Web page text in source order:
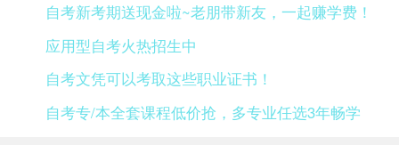
自考新考期送现金啦~老朋带新友，一起赚学费！
应用型自考火热招生中
自考文凭可以考取这些职业证书！
自考专/本全套课程低价抢，多专业任选3年畅学